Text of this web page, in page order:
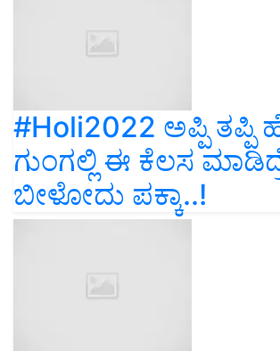
#Holi2022 ಅಪ್ಪಿ
ಗುಂಗಲ್ಲಿ ಈ ಕೆಲಸ
ಬೀಳೋದು ಪಕ್ಕಾ..!